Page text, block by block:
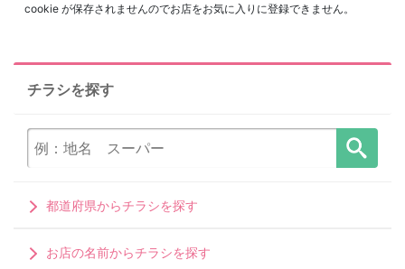
cookie が保存されませんのでお店をお気に入りに登録できません。
チラシを探す
都道府県からチラシを探す
お店の名前からチラシを探す